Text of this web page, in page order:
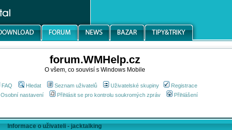
forum.WMHelp.cz
O všem, co souvisí s Windows Mobile
FAQ Hledat Seznam uživatelů Uživatelské skupiny
Registrace
Osobní nastavení
Přihlásit se pro kontrolu soukromých zpráv Přihlášení
Informace o uživateli - jacktalking